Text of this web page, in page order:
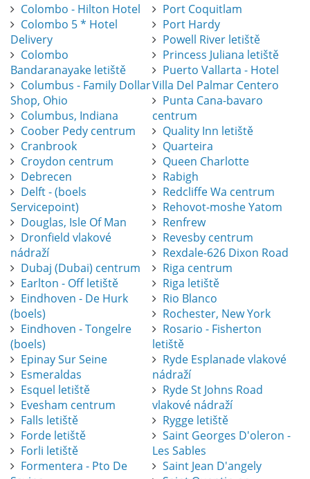
Colombo - Hilton Hotel
Colombo 5 * Hotel
Delivery
Colombo
Bandaranayake letiště
Columbus - Family Dollar
Shop, Ohio
Columbus, Indiana
Coober Pedy centrum
Cranbrook
Croydon centrum
Debrecen
Delft - (boels
Servicepoint)
Douglas, Isle Of Man
Dronfield vlakové
nádraží
Dubaj (Dubai) centrum
Earlton - Off letiště
Eindhoven - De Hurk
(boels)
Eindhoven - Tongelre
(boels)
Epinay Sur Seine
Esmeraldas
Esquel letiště
Evesham centrum
Falls letiště
Forde letiště
Forli letiště
Formentera - Pto De
Port Coquitlam
Port Hardy
Powell River letiště
Princess Juliana letiště
Puerto Vallarta - Hotel
Villa Del Palmar Centero
Punta Cana-bavaro
centrum
Quality Inn letiště
Quarteira
Queen Charlotte
Rabigh
Redcliffe Wa centrum
Rehovot-moshe Yatom
Renfrew
Revesby centrum
Rexdale-626 Dixon Road
Riga centrum
Riga letiště
Rio Blanco
Rochester, New York
Rosario - Fisherton
letiště
Ryde Esplanade vlakové
nádraží
Ryde St Johns Road
vlakové nádraží
Rygge letiště
Saint Georges D'oleron -
Les Sables
Saint Jean D'angely